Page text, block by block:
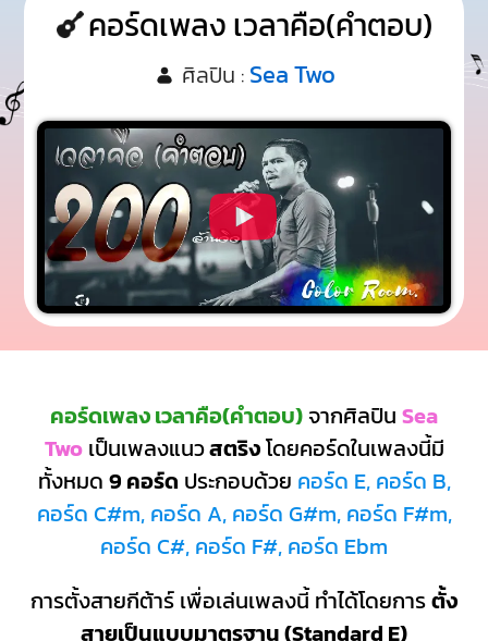
คอร์ดเพลง เวลาคือ(คำตอบ)
ศิลปิน : Sea Two
คอร์ดเพลง เวลาคือ(คำตอบ) จากศิลปิน Sea
Twoเป็นเพลงแนวสตริงโดยคอร์ดในเพลงนี้มี
ทั้งหมด 9 คอร์ด ประกอบด้วย คอร์ด E, คอร์ด B,
คอร์ด C#m, คอร์ด A, คอร์ด G#m, คอร์ด F#m,
คอร์ด C#, คอร์ด F#, คอร์ด Ebm
การตั้งสายกีต้าร์ เพื่อเล่นเพลงนี้ ทำได้โดยการตั้ง
สายเป็นแบบมาตรฐาน (Standard E)